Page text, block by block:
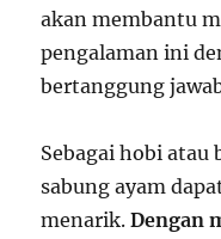
akan membantu
pengalaman ini
bertanggung
Sebagai hobi atau
sabung ayam
menarik.Dengan